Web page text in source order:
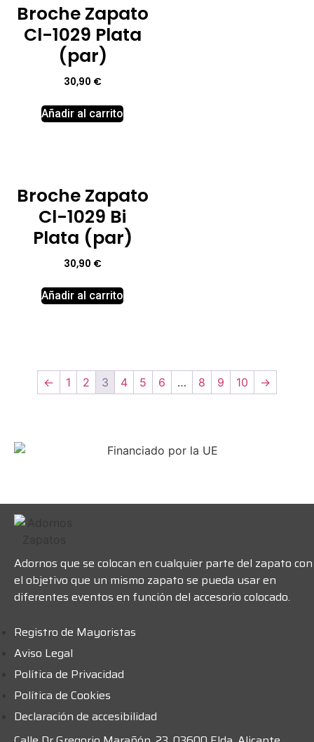
Broche Zapato
Cl-1029 Plata
(par)
30,90 €
Añadir al carrito
Broche Zapato
Cl-1029 Bi
Plata (par)
30,90 €
Añadir al carrito
← 1 2 3 4 5 6 … 8 9 10 →
Adornos que se colocan en cualquier parte del zapato con
el objetivo que un mismo zapato se pueda usar en
diferentes eventos en función del accesorio colocado.
Registro de Mayoristas
Aviso Legal
Política de Privacidad
Política de Cookies
Declaración de accesibilidad